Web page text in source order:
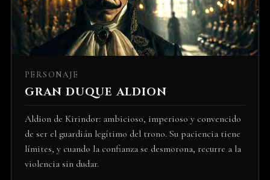
PERSONAJE
GRAN DUQUE ALDION
Aldion de Kirindor: ambicioso, imperioso y convencido
de ser el guardián legítimo del trono. Su paciencia tiene
límites, y cuando la confianza se desmorona, recurre a la
violencia sin dudar.